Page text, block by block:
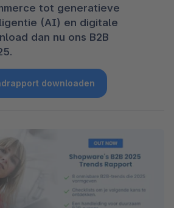
tot generatieve
(AI) en digitale
dan nu ons B2B
downloaden